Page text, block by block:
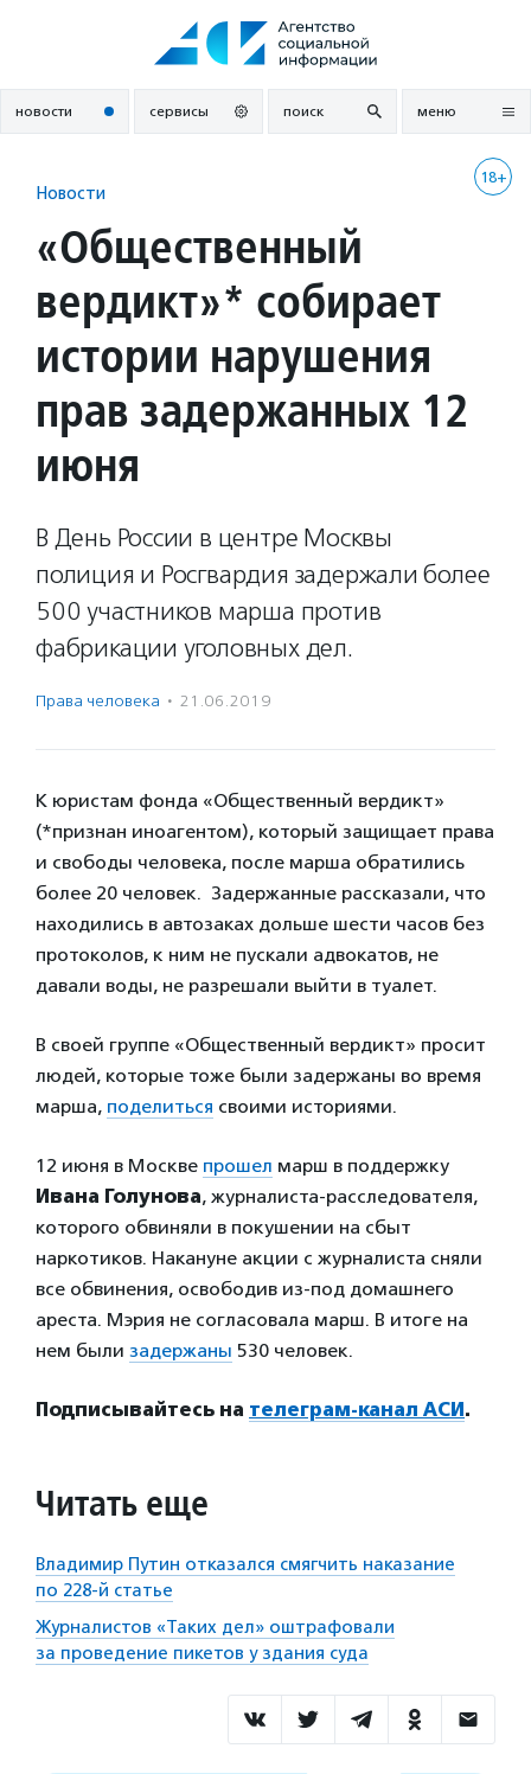
новости сервисы поиск меню
18+
Новости
«Общественный
вердикт»* собирает
истории нарушения
прав задержанных 12
июня
В День России в центре Москвы
полиция и Росгвардия задержали более
500 участников марша против
фабрикации уголовных дел.
Права человека · 21.06.2019
К юристам фонда «Общественный вердикт»
(*признан иноагентом), который защищает права
и свободы человека, после марша обратились
более 20 человек. Задержанные рассказали, что
находились в автозаках дольше шести часов без
протоколов, к ним не пускали адвокатов, не
давали воды, не разрешали выйти в туалет.
В своей группе «Общественный вердикт» просит
людей, которые тоже были задержаны во время
марша, поделиться своими историями.
12 июня в Москве прошел марш в поддержку
Ивана Голунова, журналиста-расследователя,
которого обвиняли в покушении на сбыт
наркотиков. Накануне акции с журналиста сняли
все обвинения, освободив из-под домашнего
ареста. Мэрия не согласовала марш. В итоге на
нем были задержаны 530 человек.
Подписывайтесь на телеграм-канал АСИ.
Читать еще
Владимир Путин отказался смягчить наказание
по 228-й статье
Журналистов «Таких дел» оштрафовали
за проведение пикетов у здания суда